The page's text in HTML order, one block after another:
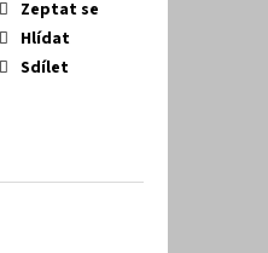
Zeptat se
Hlídat
Sdílet